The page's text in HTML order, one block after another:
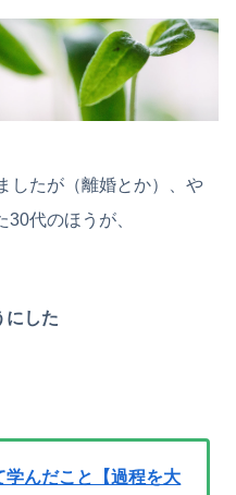
したが（離婚とか）、や
代のほうが、
にした
んだこと【過程を大